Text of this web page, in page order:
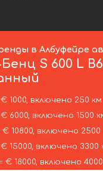
в Албуфейре
S 600 L
€ 1000, включено 250 км
6000, включено 1500
€ 10800, включено 2500
€ 15000, включено 3300
€ 18000, включено